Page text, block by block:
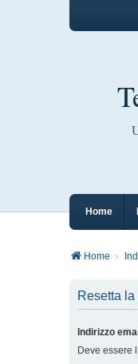
Home
Home
Resetta
Indirizzo
Deve essere